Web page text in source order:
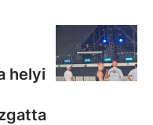
helyi